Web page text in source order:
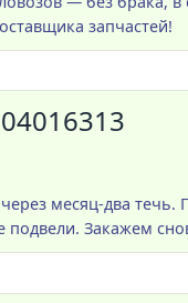
запчастей!
месяц-два
подвели. Закажем